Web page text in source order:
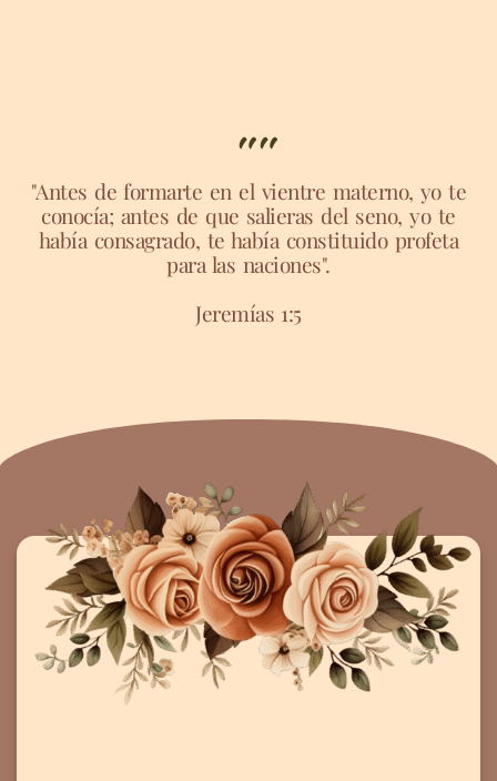
""
"Antes de formarte en el vientre materno, yo te
conocía; antes de que salieras del seno, yo te
había consagrado, te había constituido profeta
para las naciones".
Jeremías 1:5